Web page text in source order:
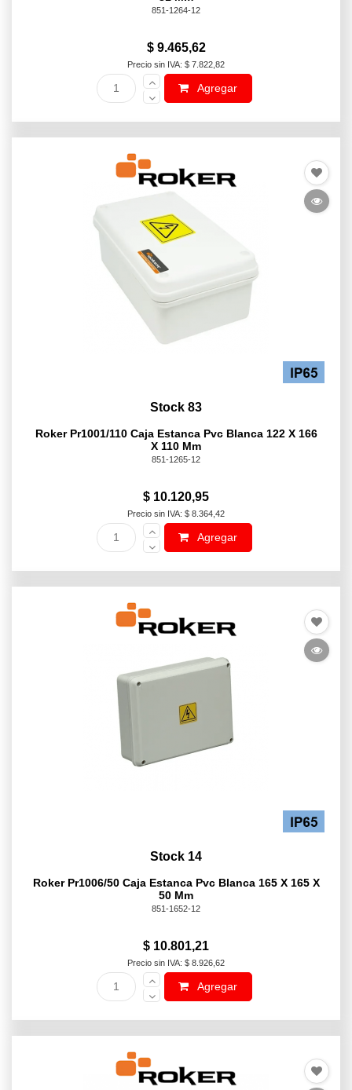
851-1264-12
$ 9.465,62
Precio sin IVA: $ 7.822,82
Agregar
Stock 83
Roker Pr1001/110 Caja Estanca Pvc Blanca 122 X 166
X 110 Mm
851-1265-12
$ 10.120,95
Precio sin IVA: $ 8.364,42
Agregar
Stock 14
Roker Pr1006/50 Caja Estanca Pvc Blanca 165 X 165 X
50 Mm
851-1652-12
$ 10.801,21
Precio sin IVA: $ 8.926,62
Agregar